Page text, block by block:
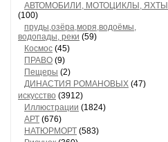
АВТОМОБИЛИ, МОТОЦИКЛЫ, ЯХТЫ
(100)
пруды,озёра,моря,водоёмы,
водопады, реки (59)
Космос (45)
ПРАВО (9)
Пещеры (2)
ДИНАСТИЯ РОМАНОВЫХ (47)
искусство (3912)
Иллюстрации (1824)
АРТ (676)
НАТЮРМОРТ (583)